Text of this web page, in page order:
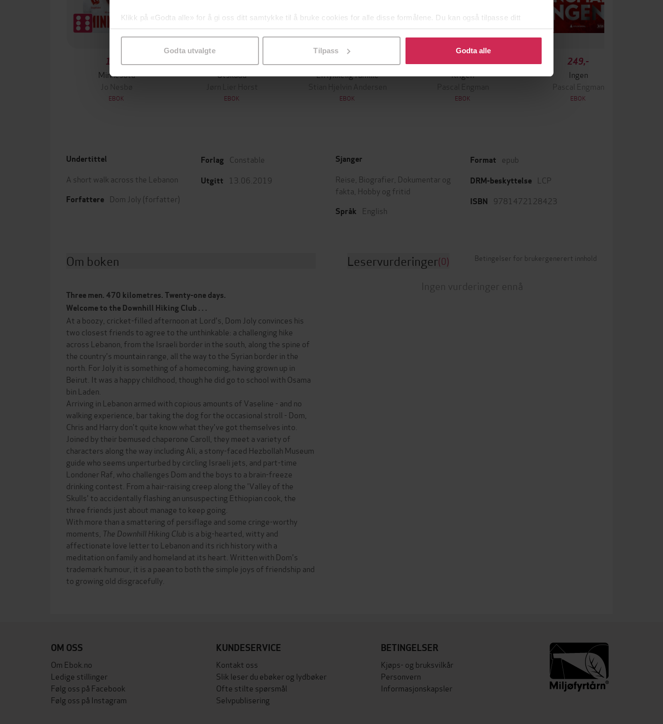
Klikk på «Godta alle» for å gi oss ditt samtykke til å bruke cookies for alle disse formålene. Du kan også tilpasse ditt
samtykke til spesifikke formål ved å klikke på «Tilpass». Du kan når som helst trekke tilbake eller endre ditt samtykke.
Godta utvalgte Tilpass Godta alle
199,-
Minnesota
Jo Nesbø
EBOK
Utskudd
EBOK
En lykkelig familie
EBOK
Krigen
EBOK
249,-
Ingen
Pascal Engman
EBOK
Undertittel
A short walk across the Lebanon
Forfattere Dom Joly (forfatter)
Forlag Constable
Utgitt 13.06.2019
Sjanger
Reise Biografier Dokumentar og
fakta Hobby og fritid
Språk English
Format epub
DRM-beskyttelse LCP
ISBN 9781472128423
Om boken
Three men. 470 kilometres. Twenty-one days.
Welcome to the Downhill Hiking Club . . .
At a boozy, cricket-filled afternoon at Lord's, Dom Joly convinces his
two closest friends to agree to the unthinkable: a challenging hike
across Lebanon, from the Israeli border in the south, along the spine of
the country's mountain range, all the way to the Syrian border in the
north. For Joly it is something of a homecoming, having grown up in
Beirut. It was a happy childhood, though he did go to school with Osama
bin Laden.
Arriving in Lebanon armed with copious amounts of Vaseline - and no
walking experience, bar taking the dog for the occasional stroll - Dom,
Chris and Harry don't quite know what they've got themselves into.
Joined by their bemused chaperone Caroll, they meet a variety of
characters along the way including Ali, a stony-faced Hezbollah Museum
guide who seems unperturbed by circling Israeli jets, and part-time
Londoner Raf, who challenges Dom and the boys to a brain-freeze
drinking contest. From a hair-raising creep along the 'Valley of the
Skulls' to accidentally flashing an unsuspecting Ethiopian cook, the
three friends just about manage to keep going.
With more than a smattering of persiflage and some cringe-worthy
moments, The Downhill Hiking Club is a big-hearted, witty and
affectionate love letter to Lebanon and its rich history with a
meditation on family and homeland at its heart. Written with Dom's
trademark humour, it is a paean to both the simple joys of friendship and
to growing old disgracefully.
Leservurderinger(0) Betingelser for brukergenerert innhold
Ingen vurderinger ennå
OM OSS
Om Ebok.no
Ledige stillinger
Følg oss på Facebook
Følg oss på Instagram
KUNDESERVICE
Kontakt oss
Slik leser du ebøker og lydbøker
Ofte stilte spørsmål
Selvpublisering
BETINGELSER
Kjøps- og bruksvilkår
Personvern
Informasjonskapsler